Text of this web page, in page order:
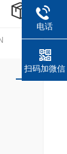
电话
扫码加微信